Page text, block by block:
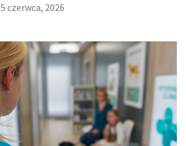
5 czerwca, 2026